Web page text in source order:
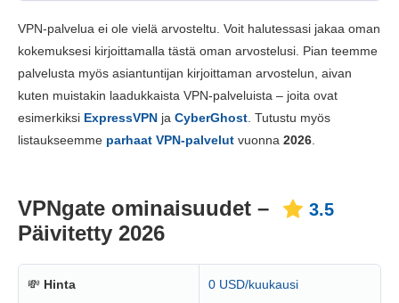
Perustoiminnot 3.5
Sovellukset ja asentaminen 3.0
Luotettavuus ja tukipalvelut 2.0
VPN-palvelua ei ole vielä arvosteltu. Voit halutessasi jakaa oman
kokemuksesi kirjoittamalla tästä oman arvostelusi. Pian teemme
palvelusta myös asiantuntijan kirjoittaman arvostelun, aivan
kuten muistakin laadukkaista VPN-palveluista – joita ovat
esimerkiksi ExpressVPN ja CyberGhost. Tutustu myös
listaukseemme parhaat VPN-palvelut vuonna 2026.
VPNgate ominaisuudet –
Päivitetty 2026
3.5
💸 Hinta 0 USD/kuukausi